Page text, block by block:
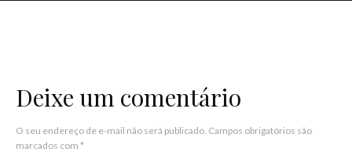
Deixe um comentário
O seu endereço de e-mail não será publicado. Campos obrigatórios são
marcados com *